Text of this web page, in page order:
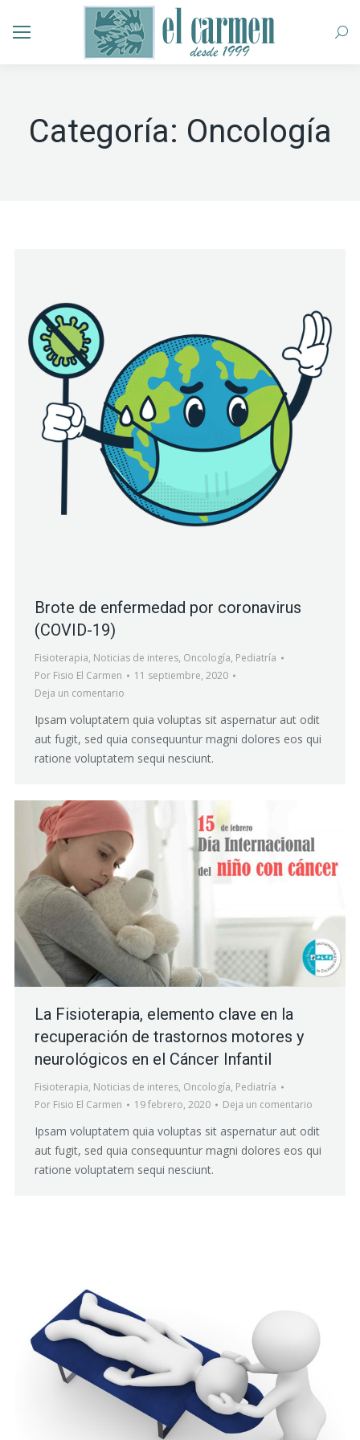
Categoría: Oncología
Brote de enfermedad por coronavirus
(COVID-19)
Fisioterapia, Noticias de interes, Oncología, Pediatría
Por Fisio El Carmen
11 septiembre, 2020
Deja un comentario
Ipsam voluptatem quia voluptas sit aspernatur aut odit
aut fugit, sed quia consequuntur magni dolores eos qui
ratione voluptatem sequi nesciunt.
La Fisioterapia, elemento clave en la
recuperación de trastornos motores y
neurológicos en el Cáncer Infantil
Fisioterapia, Noticias de interes, Oncología, Pediatría
Por Fisio El Carmen 19 febrero, 2020 Deja un comentario
Ipsam voluptatem quia voluptas sit aspernatur aut odit
aut fugit, sed quia consequuntur magni dolores eos qui
ratione voluptatem sequi nesciunt.